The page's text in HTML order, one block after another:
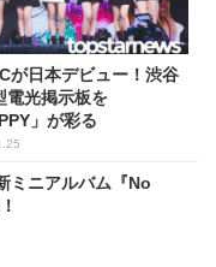
が日本デビュー！渋谷
電光掲示板を
」が彩る
ミニアルバム『No